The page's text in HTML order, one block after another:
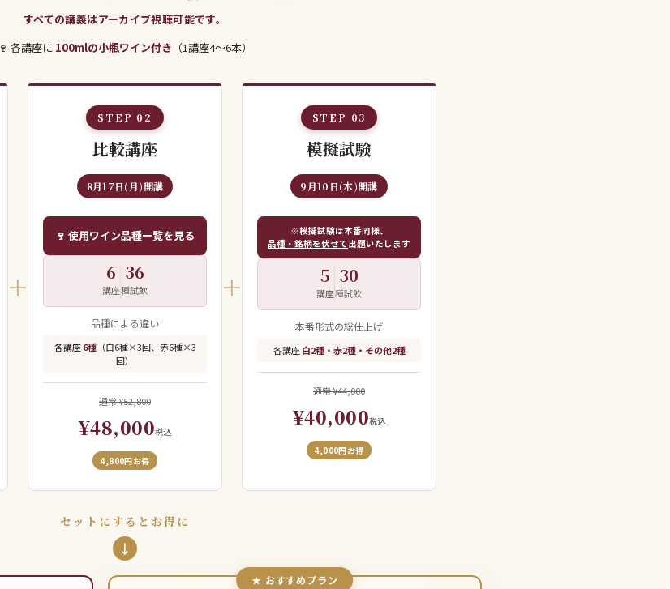
すべての講義はアーカイブ視聴可能です。
🍷 各講座に 100mlの小瓶ワイン付き （1講座4〜6本）
＋
STEP 02
比較講座
8月17日(月)開講
🍷 使用ワイン品種一覧を見る
6
講座
36
種試飲
品種による違い
各講座6種（白6種×3回、赤6種×3
回）
通常 ¥52,800
¥48,000税込
4,800円お得
＋
STEP 03
模擬試験
9月10日(木)開講
※模擬試験は本番同様、
品種・銘柄を伏せて出題いたします
5
講座
30
種試飲
本番形式の総仕上げ
各講座白2種・赤2種・その他2種
通常 ¥44,000
¥40,000税込
4,000円お得
セットにするとお得に
↓
★ おすすめプラン